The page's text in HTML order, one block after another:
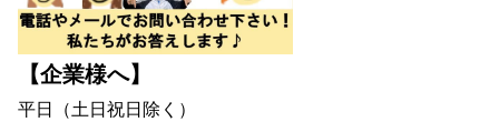
【企業様へ】
平日（土日祝日除く）